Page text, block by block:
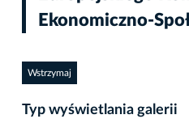
Ekonomiczno-
Wstrzymaj
Typ wyświetlania galerii